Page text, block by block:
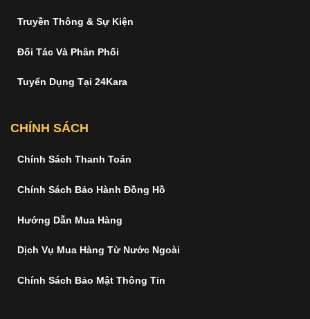
Truyền Thông & Sự Kiện
Đối Tác Và Phân Phối
Tuyển Dụng Tại 24Kara
CHÍNH SÁCH
Chính Sách Thanh Toán
Chính Sách Bảo Hành Đồng Hồ
Hướng Dẫn Mua Hàng
Dịch Vụ Mua Hàng Từ Nước Ngoài
Chính Sách Bảo Mật Thông Tin